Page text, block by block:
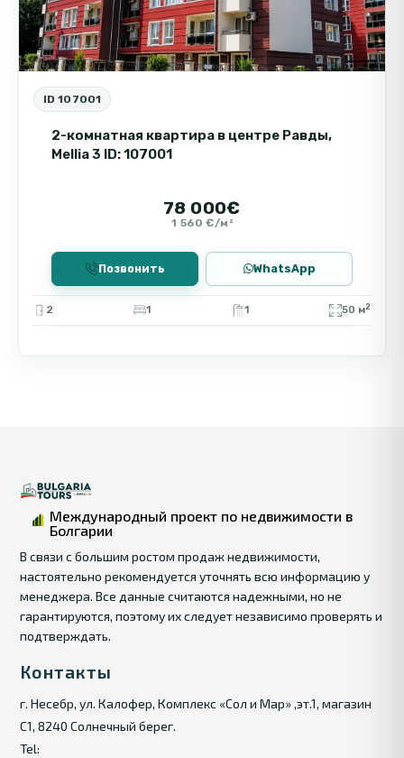
ID 107001
2-комнатная квартира в центре Равды,
Mellia 3 ID: 107001
78 000€
1 560 €/м²
Позвонить WhatsApp
2 1 1 50 м2
Международный проект по недвижимости в
Болгарии
В связи с большим ростом продаж недвижимости,
настоятельно рекомендуется уточнять всю информацию у
менеджера. Все данные считаются надежными, но не
гарантируются, поэтому их следует независимо проверять и
подтверждать.
Контакты
г. Несебр, ул. Калофер, Комплекс «Сол и Мар» ,эт.1, магазин
С1, 8240 Солнечный берег.
Tel: